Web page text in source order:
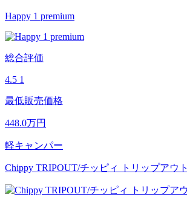
Happy 1 premium
総合評価
4.5 1
最低販売価格
448.0万円
軽キャンパー
Chippy TRIPOUT/チッピィ トリップアウト